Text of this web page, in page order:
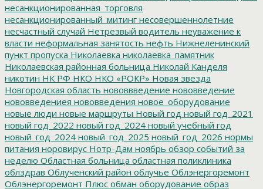
несанкционированная_торговля
несанкционированный_митинг несовершеннолетние
несчастный случай Нетрезвый водитель неуважение к
власти неформальная занятость нефть Нижнеленинский
пункт пропуска Николаевка николаевка_памятник
Николаевская районная больница Николай Канделя
никотин НК РФ НКО НКО «РОКР» Новая звезда
Новгородская область нововвведение нововведение
нововведениея нововведения новое_оборудование
новые люди новые маршруты Новый год новый год_2021
новый год_2022 новый год_2024 новый учебный год
новый_год_2024 новый_год_2025 новый_год_2026 нормы
питания норовирус Нотр-Дам ноябрь обзор событий за
неделю Областная больница областная поликлиника
облздрав Облученский район облучье Облэнергоремонт
Облэнергоремонт Плюс обман оборудование образ